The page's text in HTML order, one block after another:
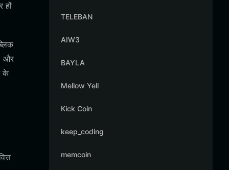
हों
और
के
TELEBAN
AIW3
BAYLA
Mellow Yell
Kick Coin
keep_coding
memcoin